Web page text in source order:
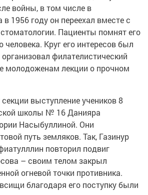
войны, в том числе в
в 1956 году он переехал вместе с
Пациенты помнят его
человека. Круг его интересов был
филателистический
молодоженам лекции о прочном
выступление учеников 8
школы № 16 Данияра
Насыбуллиной. Они
путь земляков. Так, Газинур
повторил подвиг
– своим телом закрыл
огневой точки противника.
благодаря его поступку были